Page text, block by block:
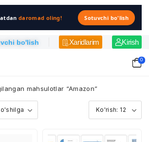
daromad oling! Sotuvchi bo'lish
bo'lish Xaridlarim Kirish
0
mahsulotlar “Amazon”